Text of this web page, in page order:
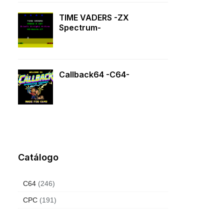
TIME VADERS -ZX
Spectrum-
Callback64 -C64-
Catálogo
C64 (246)
CPC (191)